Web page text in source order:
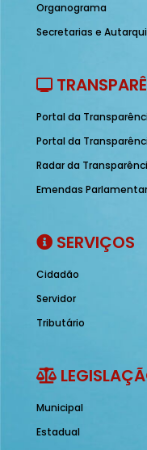
Organograma
Secretarias e
Portal da
Portal da
Radar da
Emendas
SERVIÇOS
Cidadão
Servidor
Tributário
Municipal
Estadual